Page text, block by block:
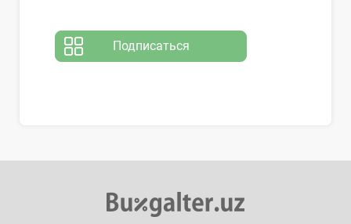
Подписаться